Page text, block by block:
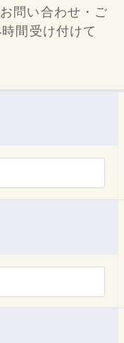
問い合わせ・ご
間受け付けて